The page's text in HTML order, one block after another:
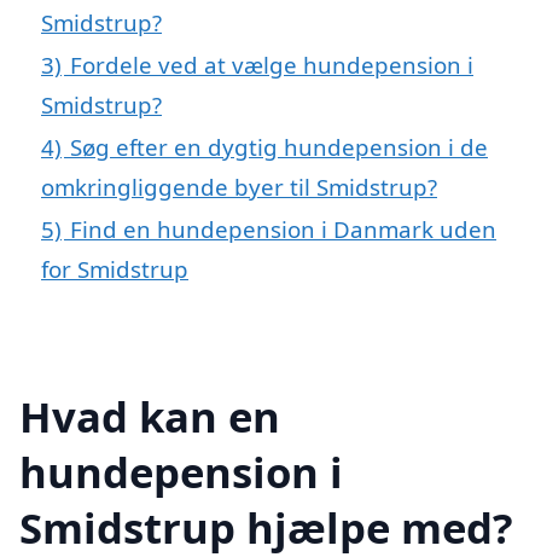
Smidstrup?
3) Fordele ved at vælge hundepension i
Smidstrup?
4) Søg efter en dygtig hundepension i de
omkringliggende byer til Smidstrup?
5) Find en hundepension i Danmark uden
for Smidstrup
Hvad kan en
hundepension i
Smidstrup hjælpe med?